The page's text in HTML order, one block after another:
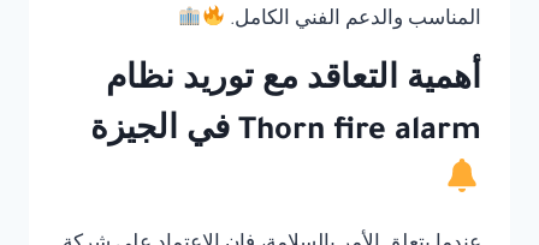
المناسب والدعم الفني الكامل.
أهمية التعاقد مع توريد نظام
Thorn fire alarm في الجيزة